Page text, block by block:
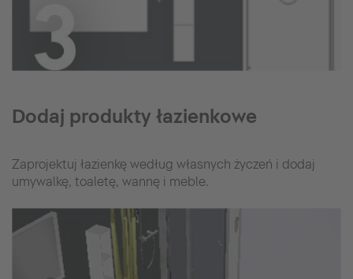
Dodaj produkty łazienkowe
Zaprojektuj łazienkę według własnych życzeń i dodaj
umywalkę, toaletę, wannę i meble.